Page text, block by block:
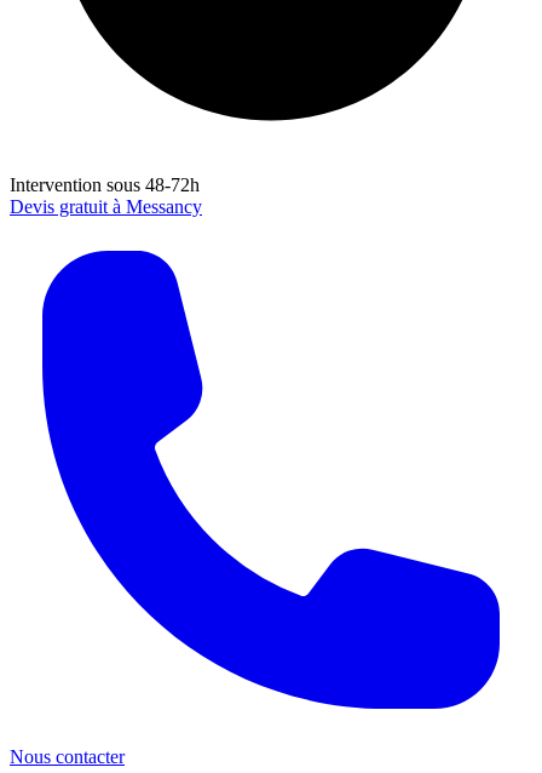
Intervention sous 48-72h
Devis gratuit à Messancy
Nous contacter